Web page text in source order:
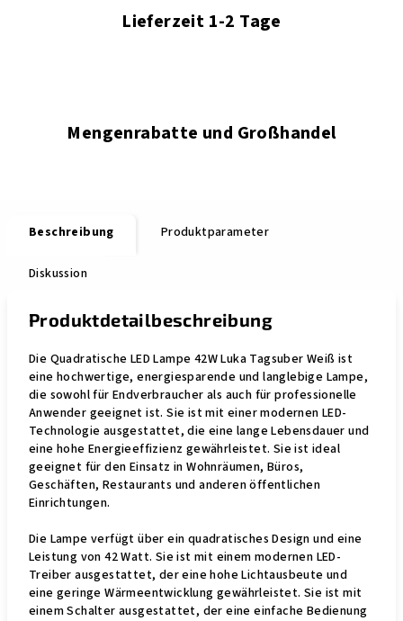
Lieferzeit 1-2 Tage
Mengenrabatte und Großhandel
Beschreibung Produktparameter
Diskussion
Produktdetailbeschreibung
Die Quadratische LED Lampe 42W Luka Tagsuber Weiß ist
eine hochwertige, energiesparende und langlebige Lampe,
die sowohl für Endverbraucher als auch für professionelle
Anwender geeignet ist. Sie ist mit einer modernen LED-
Technologie ausgestattet, die eine lange Lebensdauer und
eine hohe Energieeffizienz gewährleistet. Sie ist ideal
geeignet für den Einsatz in Wohnräumen, Büros,
Geschäften, Restaurants und anderen öffentlichen
Einrichtungen.
Die Lampe verfügt über ein quadratisches Design und eine
Leistung von 42 Watt. Sie ist mit einem modernen LED-
Treiber ausgestattet, der eine hohe Lichtausbeute und
eine geringe Wärmeentwicklung gewährleistet. Sie ist mit
einem Schalter ausgestattet, der eine einfache Bedienung